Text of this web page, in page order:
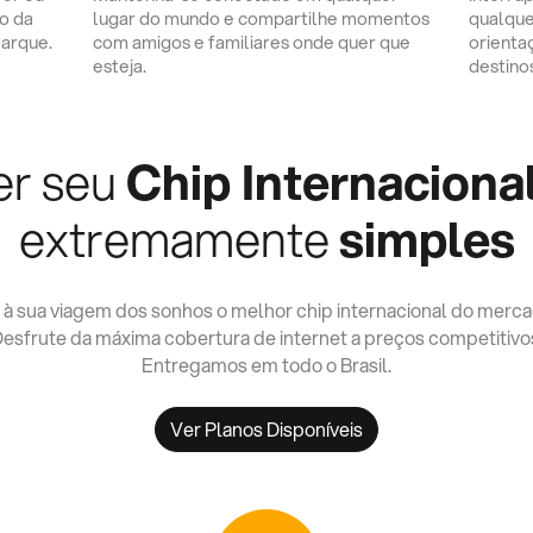
da
lugar do mundo e compartilhe momentos
com amigos e familiares onde quer que
esteja.
seuChip
extremamentesimples
sua viagem dos sonhos o melhor chip internacional do
da máxima cobertura de internet a preços
Entregamos em todo o Brasil.
Ver Planos Disponíveis